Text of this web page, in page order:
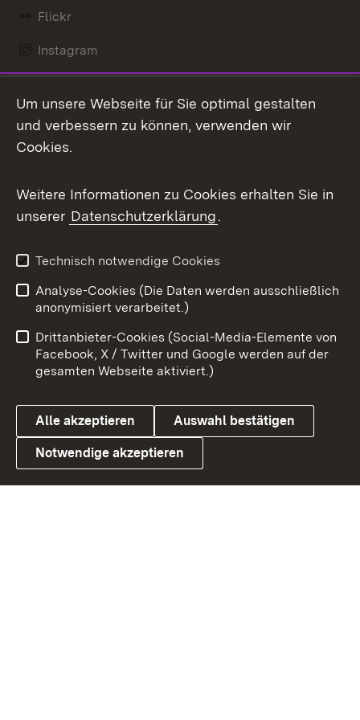
Flickr
Instagram
Mastodon
Messenger
Social Wall
X / Twitter
Youtube
Link zum Landesportal
Benutzungshinweise
Barrierefreiheit
Datenschutz
Cookies
Um unsere Webseite für Sie optimal gestalten
und verbessern zu können, verwenden wir
Cookies.
Weitere Informationen zu Cookies erhalten Sie in
unserer Datenschutzerklärung.
Technisch notwendige Cookies
Analyse-Cookies (Die Daten werden ausschließlich
anonymisiert verarbeitet.)
Drittanbieter-Cookies (Social-Media-Elemente von
Facebook, X / Twitter und Google werden auf der
gesamten Webseite aktiviert.)
Alle akzeptieren Auswahl bestätigen
Notwendige akzeptieren